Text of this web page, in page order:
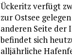
Ückeritz verfügt
zur Ostsee
anderen Seite der
befindet sich
alljährliche